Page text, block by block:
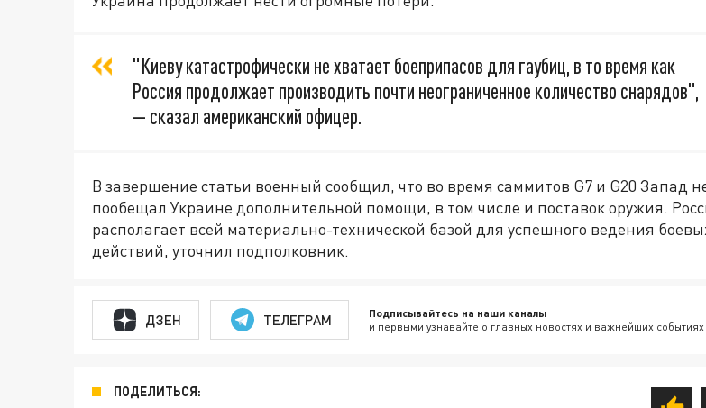
"Киеву катастрофически не хватает боеприпасов для гаубиц, в то время как
Россия продолжает производить почти неограниченное количество снарядов",
— сказал американский офицер.
В завершение статьи военный сообщил, что во время саммитов G7 и G20 Запад
пообещал Украине дополнительной помощи, в том числе и поставок оружия.
располагает всей материально-технической базой для успешного ведения
действий, уточнил подполковник.
ДЗЕН ТЕЛЕГРАМ Подписывайтесь на наши каналы
и первыми узнавайте о главных новостях и важнейших событиях
ПОДЕЛИТЬСЯ: